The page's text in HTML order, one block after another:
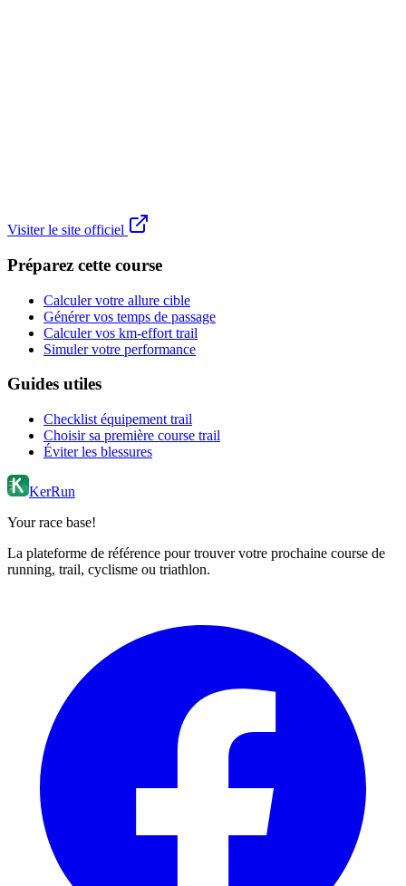
Visiter le site officiel
Préparez cette course
Calculer votre allure cible
Générer vos temps de passage
Calculer vos km-effort trail
Simuler votre performance
Guides utiles
Checklist équipement trail
Choisir sa première course trail
Éviter les blessures
KerRun
Your race base!
La plateforme de référence pour trouver votre prochaine course de
running, trail, cyclisme ou triathlon.